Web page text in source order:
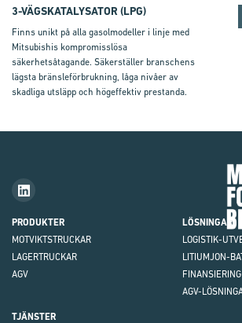
3-VÄGSKATALYSATOR (LPG)
Finns unikt på alla gasolmodeller i linje med
Mitsubishis kompromisslösa
säkerhetsåtagande. Säkerställer branschens
lägsta bränsleförbrukning, låga nivåer av
skadliga utsläpp och högeffektiv prestanda.
PRODUKTER
MOTVIKTSTRUCKAR
LAGERTRUCKAR
AGV
LÖSNINGAR
LOGISTIK-
LITIUMJON-
FINANSIERING
AGV-
TJÄNSTER